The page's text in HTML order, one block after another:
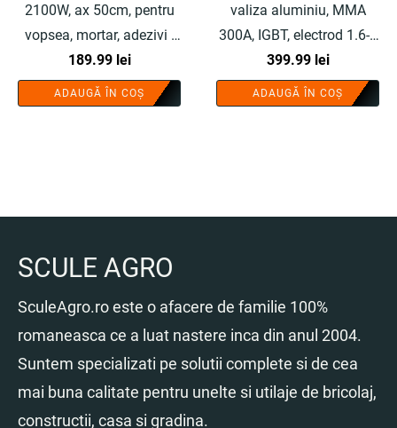
2100W, ax 50cm, pentru
vopsea, mortar, adezivi -
COBI SMART®
189.99 lei
ADAUGĂ ÎN COȘ
valiza aluminiu, MMA
300A, IGBT, electrod 1.6-5
mm, protectie IP21 - COBI
SMART®
399.99 lei
ADAUGĂ ÎN COȘ
SCULE AGRO
SculeAgro.ro este o afacere de familie 100%
romaneasca ce a luat nastere inca din anul 2004.
Suntem specializati pe solutii complete si de cea
mai buna calitate pentru unelte si utilaje de bricolaj,
constructii, casa si gradina.